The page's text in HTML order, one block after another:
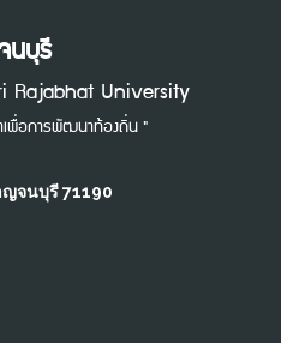
นบุรี
Rajabhat University
พื่อการพัฒนาท้องถิ่น "
ญจนบุรี 71190